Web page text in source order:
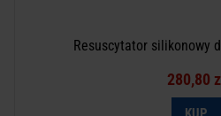
Resuscytator silikonowy
280,80